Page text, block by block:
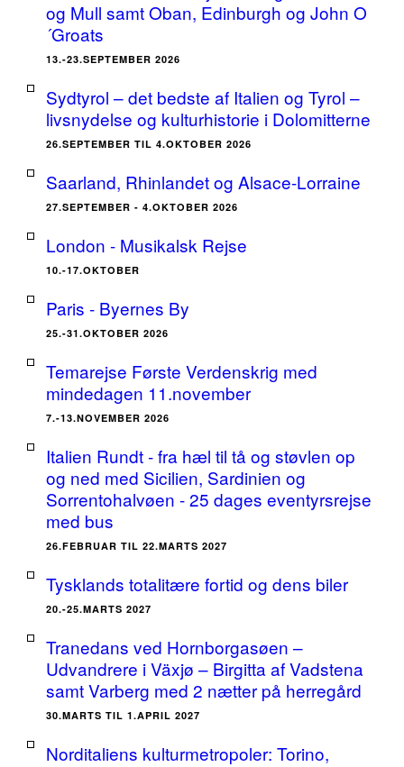
og Mull samt Oban, Edinburgh og John O
´Groats
13.-23.SEPTEMBER 2026
Sydtyrol – det bedste af Italien og Tyrol –
livsnydelse og kulturhistorie i Dolomitterne
26.SEPTEMBER TIL 4.OKTOBER 2026
Saarland, Rhinlandet og Alsace-Lorraine
27.SEPTEMBER - 4.OKTOBER 2026
London - Musikalsk Rejse
10.-17.OKTOBER
Paris - Byernes By
25.-31.OKTOBER 2026
Temarejse Første Verdenskrig med
mindedagen 11.november
7.-13.NOVEMBER 2026
Italien Rundt - fra hæl til tå og støvlen op
og ned med Sicilien, Sardinien og
Sorrentohalvøen - 25 dages eventyrsrejse
med bus
26.FEBRUAR TIL 22.MARTS 2027
Tysklands totalitære fortid og dens biler
20.-25.MARTS 2027
Tranedans ved Hornborgasøen –
Udvandrere i Växjø – Birgitta af Vadstena
samt Varberg med 2 nætter på herregård
30.MARTS TIL 1.APRIL 2027
Norditaliens kulturmetropoler: Torino,